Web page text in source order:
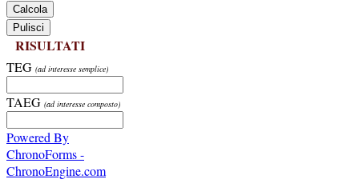
RISULTATI
TEG (ad interesse semplice)
TAEG (ad interesse composto)
Powered By
ChronoForms -
ChronoEngine.com